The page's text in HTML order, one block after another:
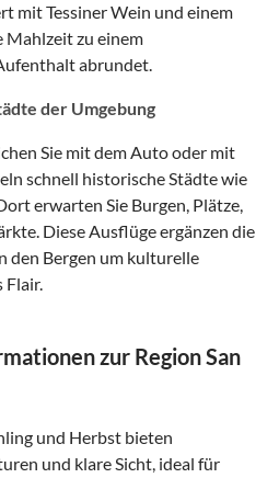
mit Tessiner Wein und einem
Mahlzeit zu einem
abrundet.
der Umgebung
Sie mit dem Auto oder mit
schnell historische Städte wie
erwarten Sie Burgen, Plätze,
Diese Ausflüge ergänzen die
den Bergen um kulturelle
Flair.
zur Region San
und Herbst bieten
und klare Sicht, ideal für